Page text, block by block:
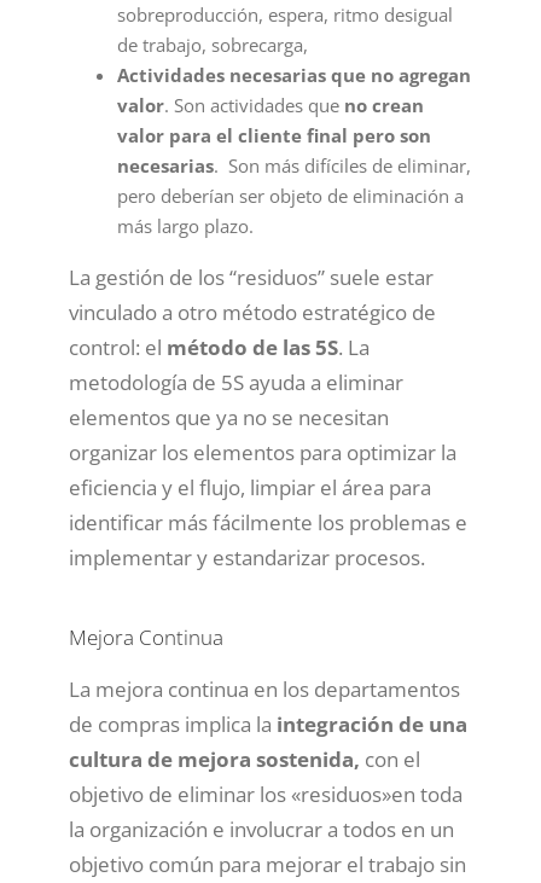
sobreproducción, espera, ritmo desigual
de trabajo, sobrecarga,
Actividades necesarias que no agregan
valor. Son actividades que no crean
valor para el cliente final pero son
necesarias. Son más difíciles de eliminar,
pero deberían ser objeto de eliminación a
más largo plazo.
La gestión de los “residuos” suele estar
vinculado a otro método estratégico de
control: el método de las 5S. La
metodología de 5S ayuda a eliminar
elementos que ya no se necesitan
organizar los elementos para optimizar la
eficiencia y el flujo, limpiar el área para
identificar más fácilmente los problemas e
implementar y estandarizar procesos.
Mejora Continua
La mejora continua en los departamentos
de compras implica la integración de una
cultura de mejora sostenida, con el
objetivo de eliminar los «residuos»en toda
la organización e involucrar a todos en un
objetivo común para mejorar el trabajo sin